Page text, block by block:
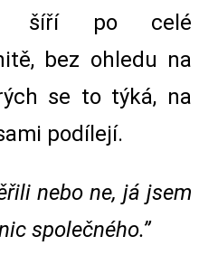
šíří po celé
bez ohledu na
se to týká, na
podílejí.
nebo ne, já jsem
společného.”